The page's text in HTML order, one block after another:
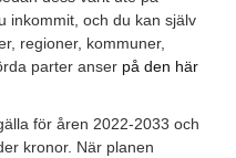
inkommit, och du kan själv
regioner, kommuner,
parter anser på den här
för åren 2022-2033 och
kronor. När planen